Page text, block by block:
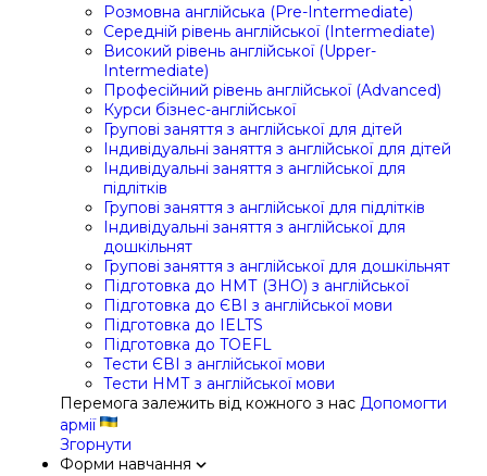
Розмовна англійська (Pre-Intermediate)
Середній рівень англійської (Intermediate)
Високий рівень англійської (Upper-
Intermediate)
Професійний рівень англійської (Advanced)
Курси бізнес-англійської
Групові заняття з англійської для дітей
Індивідуальні заняття з англійської для дітей
Індивідуальні заняття з англійської для
підлітків
Групові заняття з англійської для підлітків
Індивідуальні заняття з англійської для
дошкільнят
Групові заняття з англійської для дошкільнят
Підготовка до НМТ (ЗНО) з англійської
Підготовка до ЄВІ з англійської мови
Підготовка до IELTS
Підготовка до TOEFL
Тести ЄВІ з англійської мови
Тести НМТ з англійської мови
Перемога залежить від кожного з нас Допомогти
армії
Згорнути
Форми навчання